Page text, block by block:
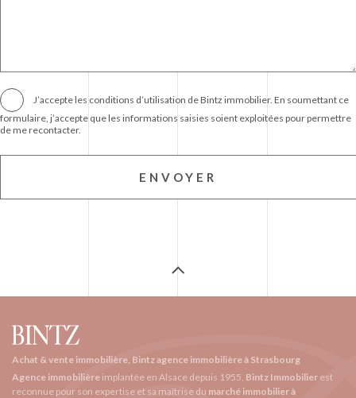
J’accepte les conditions d’utilisation de Bintz immobilier. En soumettant ce
formulaire, j’accepte que les informations saisies soient exploitées pour permettre
de me recontacter.
Achat & vente immobilière, Bintz agence immobilière à Strasbourg
Agence immobilière implantée en Alsace depuis 1955, Bintz Immobilier est
reconnue pour son expertise et sa maîtrise du marché immobilier à